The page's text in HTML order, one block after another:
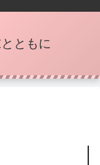
ともに